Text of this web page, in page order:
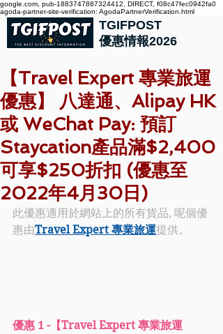
google.com, pub-1883747887324412, DIRECT, f08c47fec0942fa0
agoda-partner-site-verification: AgodaPartnerVerification.html
TGIFPOST
優惠情報2026
【Travel Expert 專業旅運
優惠】 八達通、Alipay HK
或 WeChat Pay: 預訂
Staycation產品滿$2,400
可享$250折扣 (優惠至
2022年4月30日)
此優惠適用於網站上的所有貨品, 呢個優
惠由Travel Expert 專業旅運提供。
優惠 1 -【Travel Expert 專業旅運